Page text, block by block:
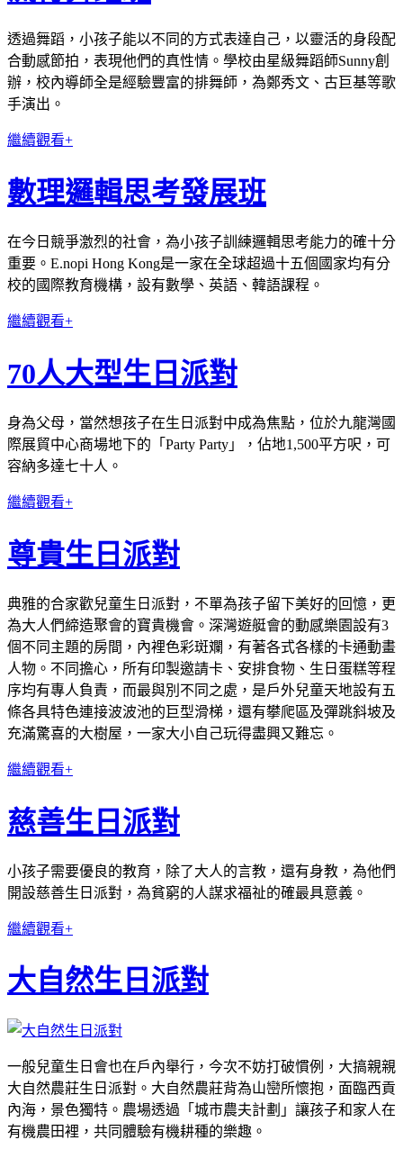
透過舞蹈，小孩子能以不同的方式表達自己，以靈活的身段配
合動感節拍，表現他們的真性情。學校由星級舞蹈師Sunny創
辦，校內導師全是經驗豐富的排舞師，為鄭秀文、古巨基等歌
手演出。
繼續觀看+
數理邏輯思考發展班
在今日競爭激烈的社會，為小孩子訓練邏輯思考能力的確十分
重要。E.nopi Hong Kong是一家在全球超過十五個國家均有分
校的國際教育機構，設有數學、英語、韓語課程。
繼續觀看+
70人大型生日派對
身為父母，當然想孩子在生日派對中成為焦點，位於九龍灣國
際展貿中心商場地下的「Party Party」，佔地1,500平方呎，可
容納多達七十人。
繼續觀看+
尊貴生日派對
典雅的合家歡兒童生日派對，不單為孩子留下美好的回憶，更
為大人們締造聚會的寶貴機會。深灣遊艇會的動感樂園設有3
個不同主題的房間，內裡色彩斑斕，有著各式各樣的卡通動畫
人物。不同擔心，所有印製邀請卡、安排食物、生日蛋糕等程
序均有專人負責，而最與別不同之處，是戶外兒童天地設有五
條各具特色連接波波池的巨型滑梯，還有攀爬區及彈跳斜坡及
充滿驚喜的大樹屋，一家大小自己玩得盡興又難忘。
繼續觀看+
慈善生日派對
小孩子需要優良的教育，除了大人的言教，還有身教，為他們
開設慈善生日派對，為貧窮的人謀求福祉的確最具意義。
繼續觀看+
大自然生日派對
一般兒童生日會也在戶內舉行，今次不妨打破慣例，大搞親親
大自然農莊生日派對。大自然農莊背為山巒所懷抱，面臨西貢
內海，景色獨特。農場透過「城市農夫計劃」讓孩子和家人在
有機農田裡，共同體驗有機耕種的樂趣。